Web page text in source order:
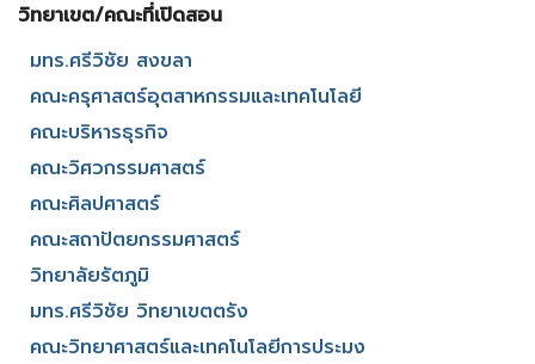
วิทยาเขต/คณะที่เปิดสอน​
มทร.ศรีวิชัย สงขลา​
คณะครุศาสตร์อุตสาหกรรมและเทคโนโลยี​
คณะบริหารธุรกิจ​
คณะวิศวกรรมศาสตร์​
คณะศิลปศาสตร์​
คณะสถาปัตยกรรมศาสตร์
วิทยาลัยรัตภูมิ​
มทร.ศรีวิชัย วิทยาเขตตรัง
คณะวิทยาศาสตร์และเทคโนโลยีการประมง